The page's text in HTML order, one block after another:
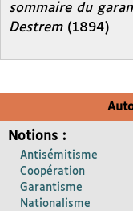
sommaire du
Destrem(1894)
Notions :
Antisémitisme
Coopération
Garantisme
Nationalisme